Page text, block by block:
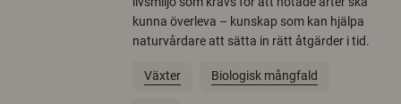
kunna överleva – kunskap som kan hjälpa
naturvårdare att sätta in rätt åtgärder i tid.
Växter Biologisk mångfald